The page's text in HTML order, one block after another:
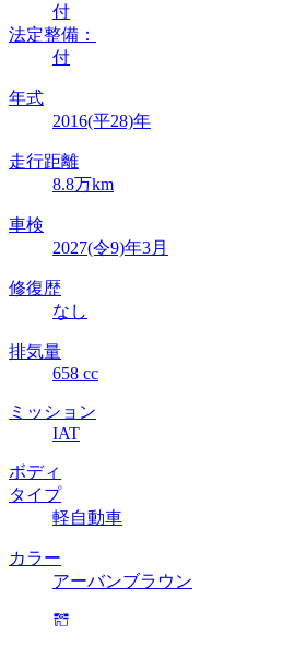
付
法定整備：
付
年式
2016(平28)年
走行距離
8.8万km
車検
2027(令9)年3月
修復歴
なし
排気量
658 cc
ミッション
IAT
ボディ
タイプ
軽自動車
カラー
アーバンブラウン